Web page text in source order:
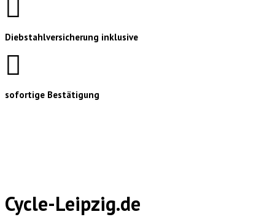
Diebstahlversicherung inklusive
sofortige Bestätigung
Cycle-Leipzig.de